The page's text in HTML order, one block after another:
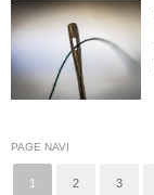
PAGE NAVI
1 2 3